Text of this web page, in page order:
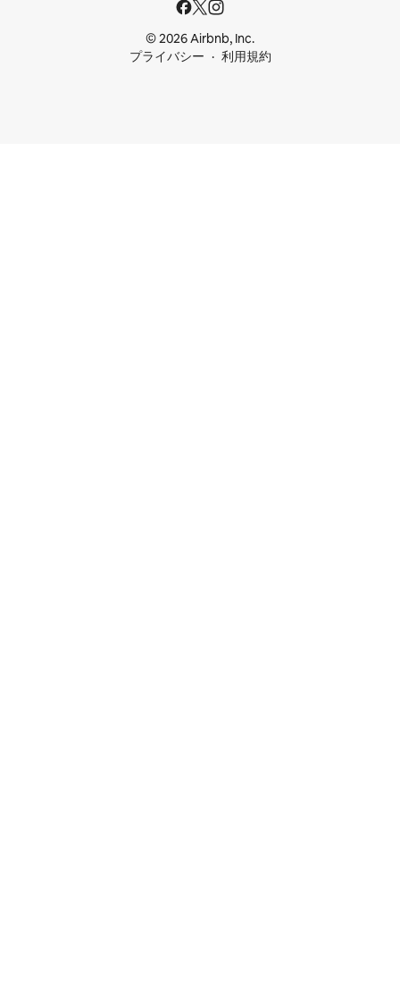
© 2026 Airbnb, Inc.
プライバシー
利用規約